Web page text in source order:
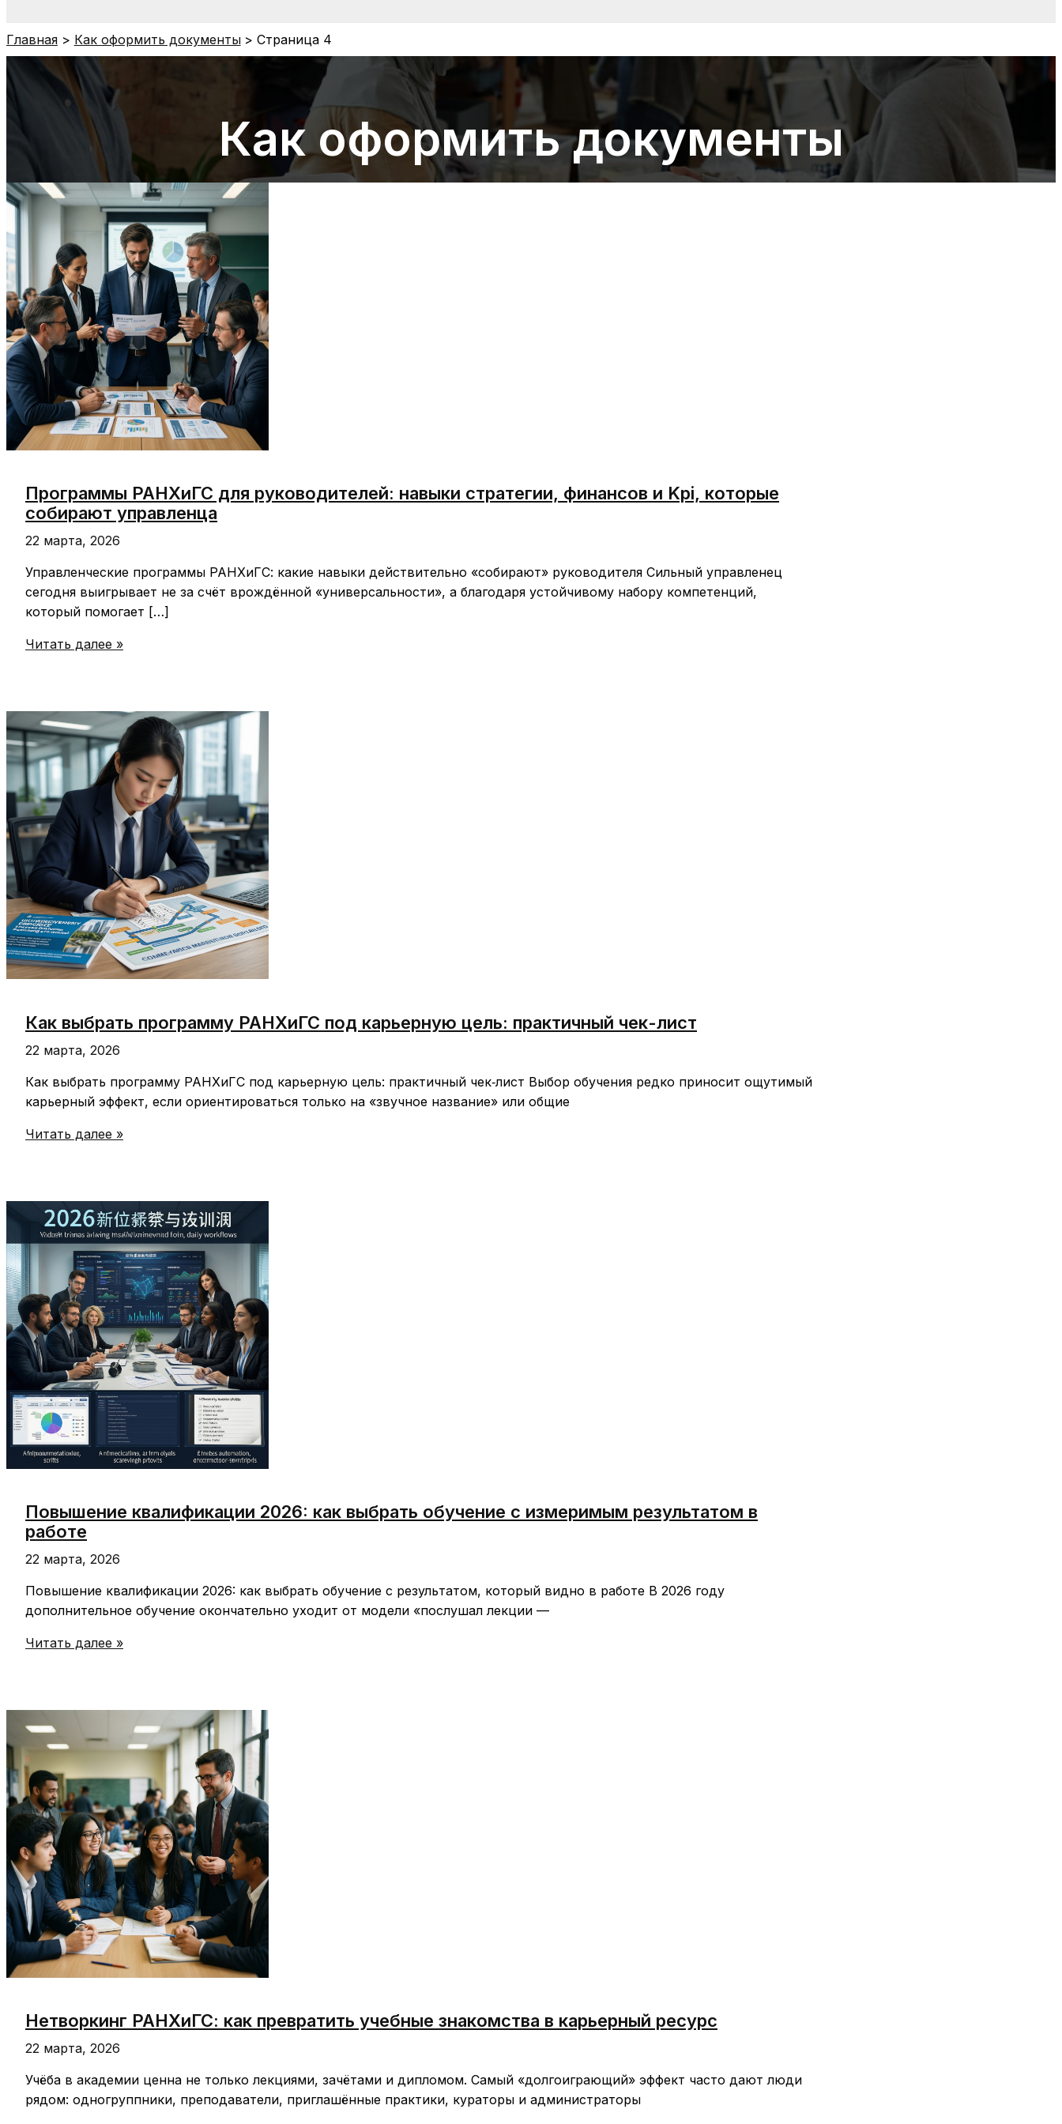
Главная Как оформить документы Страница 4
Как оформить документы
Программы РАНХиГС для руководителей: навыки стратегии, финансов и Kpi, которые
собирают управленца
22 марта, 2026
Управленческие программы РАНХиГС: какие навыки действительно «собирают» руководителя Сильный управленец
сегодня выигрывает не за счёт врождённой «универсальности», а благодаря устойчивому набору компетенций,
который помогает […]
Программы
навыки
стратегии,
финансов
и
Kpi,
которые
собирают
управленца
Читать далее »
Как выбрать программу РАНХиГС под карьерную цель: практичный чек-лист
22 марта, 2026
Как выбрать программу РАНХиГС под карьерную цель: практичный чек‑лист Выбор обучения редко приносит ощутимый
карьерный эффект, если ориентироваться только на «звучное название» или общие
Как
под
карьерную
цель:
практичный
чек-
лист
Читать далее »
Повышение квалификации 2026: как выбрать обучение с измеримым результатом в
работе
22 марта, 2026
Повышение квалификации 2026: как выбрать обучение с результатом, который видно в работе В 2026 году
дополнительное обучение окончательно уходит от модели «послушал лекции —
Повышение
обучение
с
измеримым
результатом
в
работе
Читать далее »
Нетворкинг РАНХиГС: как превратить учебные знакомства в карьерный ресурс
22 марта, 2026
Учёба в академии ценна не только лекциями, зачётами и дипломом. Самый «долгоиграющий» эффект часто дают люди
рядом: одногруппники, преподаватели, приглашённые практики, кураторы и администраторы